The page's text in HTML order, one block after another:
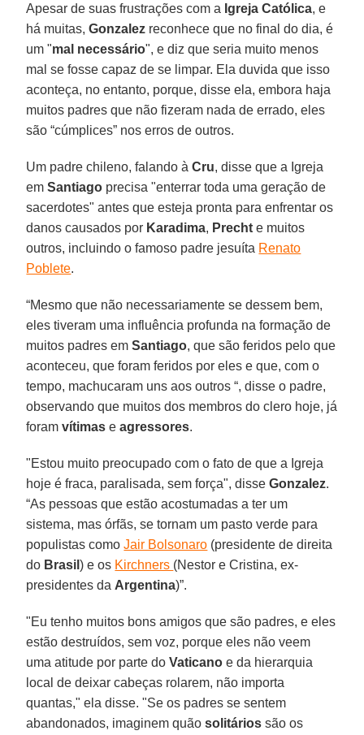
Apesar de suas frustrações com a Igreja Católica, e
há muitas,Gonzalez reconhece que no final do dia, é
um "mal necessário", e diz que seria muito menos
mal se fosse capaz de se limpar. Ela duvida que isso
aconteça, no entanto, porque, disse ela, embora haja
muitos padres que não fizeram nada de errado, eles
são “cúmplices” nos erros de outros.
Um padre chileno, falando àCru, disse que a Igreja
emSantiago precisa "enterrar toda uma geração de
sacerdotes" antes que esteja pronta para enfrentar os
danos causados por Karadima, Precht e muitos
outros, incluindo o famoso padre jesuíta Renato
Poblete.
“Mesmo que não necessariamente se dessem bem,
eles tiveram uma influência profunda na formação de
muitos padres emSantiago, que são feridos pelo que
aconteceu, que foram feridos por eles e que, com o
tempo, machucaram uns aos outros “, disse o padre,
observando que muitos dos membros do clero hoje, já
foramvítimas eagressores.
"Estou muito preocupado com o fato de que a Igreja
hoje é fraca, paralisada, sem força", disseGonzalez.
“As pessoas que estão acostumadas a ter um
sistema, mas órfãs, se tornam um pasto verde para
populistas comoJair Bolsonaro (presidente de direita
do Brasil) e os Kirchners (Nestor e Cristina, ex-
presidentes da Argentina)”.
"Eu tenho muitos bons amigos que são padres, e eles
estão destruídos, sem voz, porque eles não veem
uma atitude por parte doVaticano e da hierarquia
local de deixar cabeças rolarem, não importa
quantas," ela disse. "Se os padres se sentem
abandonados, imaginem quãosolitários são os